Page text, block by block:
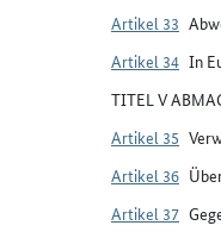
Artikel 33
Artikel 34 In
TITEL V
Artikel 35
Artikel 36
Artikel 37